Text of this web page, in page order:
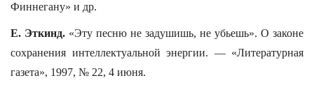
Финнегану» и др.
Е. Эткинд. «Эту песню не задушишь, не убьешь». О законе
сохранения интеллектуальной энергии. — «Литературная
газета», 1997, № 22, 4 июня.